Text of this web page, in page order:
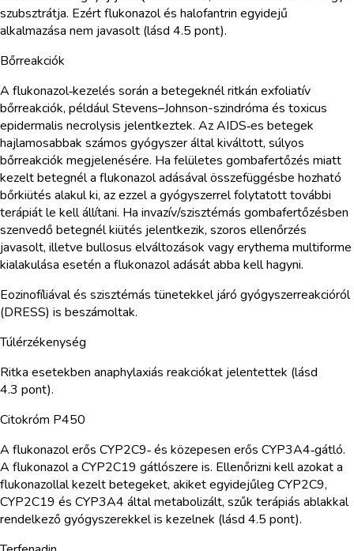
szubsztrátja. Ezért flukonazol és halofantrin egyidejű
alkalmazása nem javasolt (lásd 4.5 pont).
Bőrreakciók
A flukonazol‑kezelés során a betegeknél ritkán exfoliatív
bőrreakciók, például Stevens–Johnson-szindróma és toxicus
epidermalis necrolysis jelentkeztek. Az AIDS‑es betegek
hajlamosabbak számos gyógyszer által kiváltott, súlyos
bőrreakciók megjelenésére. Ha felületes gombafertőzés miatt
kezelt betegnél a flukonazol adásával összefüggésbe hozható
bőrkiütés alakul ki, az ezzel a gyógyszerrel folytatott további
terápiát le kell állítani. Ha invazív/szisztémás gombafertőzésben
szenvedő betegnél kiütés jelentkezik, szoros ellenőrzés
javasolt, illetve bullosus elváltozások vagy erythema multiforme
kialakulása esetén a flukonazol adását abba kell hagyni.
Eozinofíliával és szisztémás tünetekkel járó gyógyszerreakcióról
(DRESS) is beszámoltak.
Túlérzékenység
Ritka esetekben anaphylaxiás reakciókat jelentettek (lásd
4.3 pont).
Citokróm P450
A flukonazol erős CYP2C9‑ és közepesen erős CYP3A4‑gátló.
A flukonazol a CYP2C19 gátlószere is. Ellenőrizni kell azokat a
flukonazollal kezelt betegeket, akiket egyidejűleg CYP2C9,
CYP2C19 és CYP3A4 által metabolizált, szűk terápiás ablakkal
rendelkező gyógyszerekkel is kezelnek (lásd 4.5 pont).